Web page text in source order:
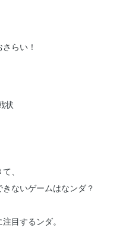
らい！
状
、
きないゲームはなンダ？
目するンダ。